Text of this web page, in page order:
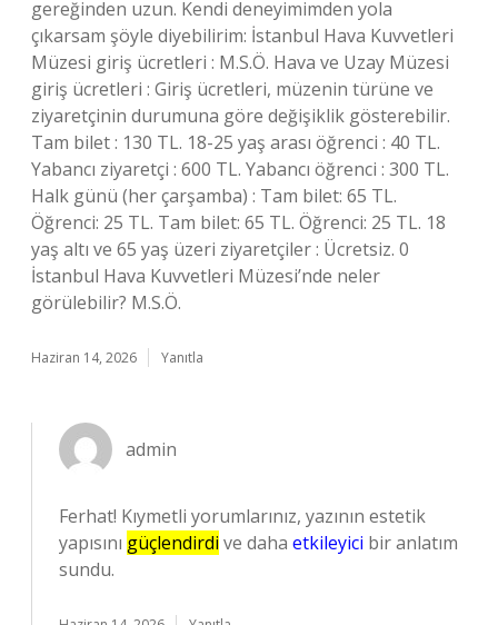
gereğinden uzun. Kendi deneyimimden yola
çıkarsam şöyle diyebilirim: İstanbul Hava Kuvvetleri
Müzesi giriş ücretleri : M.S.Ö. Hava ve Uzay Müzesi
giriş ücretleri : Giriş ücretleri, müzenin türüne ve
ziyaretçinin durumuna göre değişiklik gösterebilir.
Tam bilet : 130 TL. 18-25 yaş arası öğrenci : 40 TL.
Yabancı ziyaretçi : 600 TL. Yabancı öğrenci : 300 TL.
Halk günü (her çarşamba) : Tam bilet: 65 TL.
Öğrenci: 25 TL. Tam bilet: 65 TL. Öğrenci: 25 TL. 18
yaş altı ve 65 yaş üzeri ziyaretçiler : Ücretsiz. 0
İstanbul Hava Kuvvetleri Müzesi’nde neler
görülebilir? M.S.Ö.
Haziran 14, 2026 Yanıtla
admin
Ferhat! Kıymetli yorumlarınız, yazının estetik
yapısını güçlendirdi ve daha etkileyici bir anlatım
sundu.